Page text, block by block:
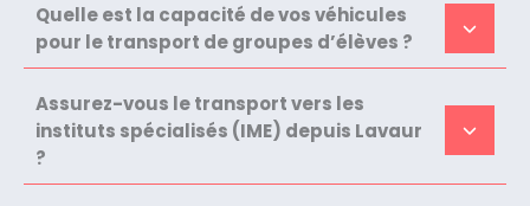
Quelle est la capacité de vos véhicules
pour le transport de groupes d’élèves ?
Assurez-vous le transport vers les
instituts spécialisés (IME) depuis Lavaur
?